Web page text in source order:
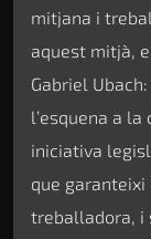
mitjana i
aquest mitjà,
Gabriel
l’esquena a
iniciativa
que
treballadora, i